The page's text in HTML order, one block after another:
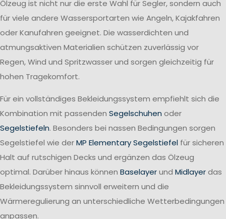
Ölzeug ist nicht nur die erste Wahl für Segler, sondern auch
für viele andere Wassersportarten wie Angeln, Kajakfahren
oder Kanufahren geeignet. Die wasserdichten und
atmungsaktiven Materialien schützen zuverlässig vor
Regen, Wind und Spritzwasser und sorgen gleichzeitig für
hohen Tragekomfort.
Für ein vollständiges Bekleidungssystem empfiehlt sich die
Kombination mit passenden Segelschuhen oder
Segelstiefeln. Besonders bei nassen Bedingungen sorgen
Segelstiefel wie derMP Elementary Segelstiefel für sicheren
Halt auf rutschigen Decks und ergänzen das Ölzeug
optimal. Darüber hinaus können Baselayerund Midlayerdas
Bekleidungssystem sinnvoll erweitern und die
Wärmeregulierung an unterschiedliche Wetterbedingungen
anpassen.